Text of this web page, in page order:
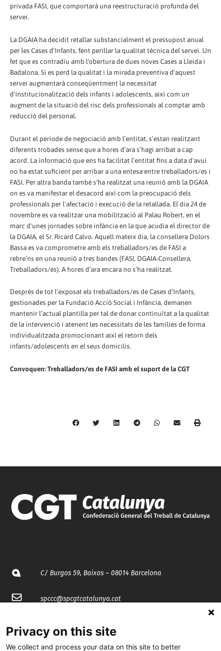
privada FASI, que comportarà una reestructuració profunda del
servei.
La DGAIA ha decidit retallar substancialment el pressupost anual
per les Cases d'Infants, fent perillar la qualitat tècnica del servei. Un
fet que es contradiu amb l'obertura de dues noves Cases a Lleida i
Badalona. Si es perd la qualitat i la mirada preventiva d'aquest
servei augmentarà conseqüentment la necessitat
d'institucionalització dels infants i adolescents, així com un
augment de la situació del risc dels professionals al comptar amb
reducció del personal.
Durant el període de negociació amb l’entitat, s’estan realitzant
diferents trobades sense que a hores d’ara s’hagi arribat a cap
acord. La informació que ens ha facilitat l’entitat fins a data d'avui
no ha estat suficient per arribar a una entesa entre treballadors/es i
FASI. Per altra banda també s’ha realitzat una reunió amb la DGAIA
on es va manifestar el desacord així com la preocupació dels
professionals per l'afectació i execució de la retallada. El dia 24 de
novembre es va realitzar una mobilització al Palau Robert, en el
marc d'unes jornades sobre infància en la que acudia el director de
la DGAIA, el Sr. Ricard Calvo. Aquell mateix dia, la consellera Dolors
Bassa es va comprometre amb els treballadors/es de FASI a
rebre’ns en una reunió a tres bandes (FASI, DGAIA-Consellera,
Treballadors/es). A hores d’ara encara no s’ha realitzat.
Desprès de tot l’exposat els treballadors/es de Cases d’Infants,
gestionades per la Fundació Acció Social i Infància, demanen
mantenir l’actual plantilla per tal de donar continuïtat a la qualitat
de la intervenció i atenent les necessitats de les famílies de forma
individualitzada promocionant així el retorn dels
infants/adolescents en el seus domicilis.
Convoquen: Treballadors/es de FASI amb el suport de la CGT
C/ Burgos 59, Baixos – 08014 Barcelona
spccc@spcgtcatalunya.cat
Privacy on this site
We collect and process your data on this site to better